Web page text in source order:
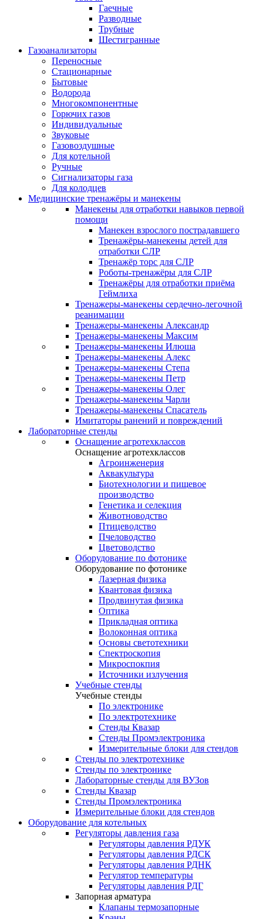
Гаечные
Разводные
Трубные
Шестигранные
Газоанализаторы
Переносные
Стационарные
Бытовые
Водорода
Многокомпонентные
Горючих газов
Индивидуальные
Звуковые
Газовоздушные
Для котельной
Ручные
Сигнализаторы газа
Для колодцев
Медицинские тренажёры и манекены
Манекены для отработки навыков первой
помощи
Манекен взрослого пострадавшего
Тренажёры-манекены детей для
отработки СЛР
Тренажёр торс для СЛР
Роботы-тренажёры для СЛР
Тренажёры для отработки приёма
Геймлиха
Тренажеры-манекены сердечно-легочной
реанимации
Тренажеры-манекены Александр
Тренажеры-манекены Максим
Тренажеры-манекены Илюша
Тренажеры-манекены Алекс
Тренажеры-манекены Степа
Тренажеры-манекены Петр
Тренажеры-манекены Олег
Тренажеры-манекены Чарли
Тренажеры-манекены Спасатель
Имитаторы ранений и повреждений
Лабораторные стенды
Оснащение агротехклассов
Оснащение агротехклассов
Агроинженерия
Аквакультура
Биотехнологии и пищевое
производство
Генетика и селекция
Животноводство
Птицеводство
Пчеловодство
Цветоводство
Оборудование по фотонике
Оборудование по фотонике
Лазерная физика
Квантовая физика
Продвинутая физика
Оптика
Прикладная оптика
Волоконная оптика
Основы светотехники
Спектроскопия
Микроспокпия
Источники излучения
Учебные стенды
Учебные стенды
По электронике
По электротехнике
Стенды Квазар
Стенды Промэлектроника
Измерительные блоки для стендов
Стенды по электротехнике
Стенды по электронике
Лабораторные стенды для ВУЗов
Стенды Квазар
Стенды Промэлектроника
Измерительные блоки для стендов
Оборудование для котельных
Регуляторы давления газа
Регуляторы давления РДУК
Регуляторы давления РДСК
Регуляторы давления РДНК
Регулятор температуры
Регуляторы давления РДГ
Запорная арматура
Клапаны термозапорные